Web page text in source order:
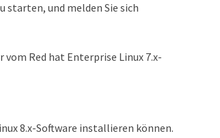
starten, und melden Sie sich
Red hat Enterprise Linux 7.x-
8.x-Software installieren können.